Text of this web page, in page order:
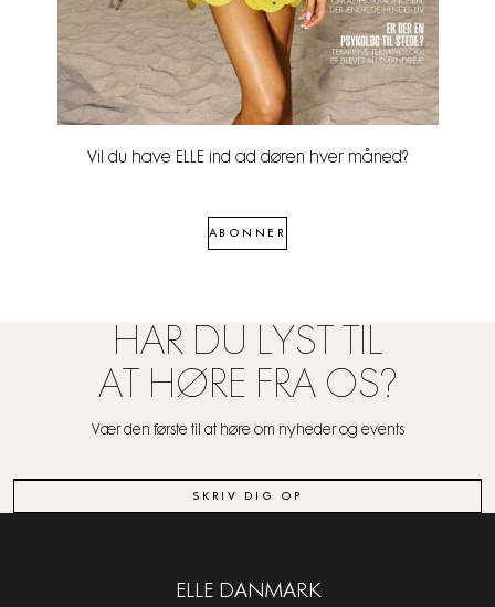
Vil du have ELLE ind ad døren hver måned?
ABONNER
HAR DU LYST TIL
AT HØRE FRA OS?
Vær den første til at høre om nyheder og events
SKRIV DIG OP
ELLE DANMARK